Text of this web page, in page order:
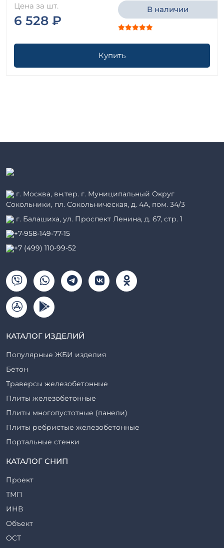
Цена за шт.
6 528 ₽
В наличии
Купить
г. Москва, вн.тер. г. Муниципальный Округ
Сокольники, пл. Сокольническая, д. 4А, пом. 34/3
г. Балашиха, ул. Проспект Ленина, д. 67, стр. 1
+7-958-149-77-15
+7 (499) 110-99-52
КАТАЛОГ ИЗДЕЛИЙ
Популярные ЖБИ изделия
Бетон
Траверсы железобетонные
Плиты железобетонные
Плиты многопустотные (панели)
Плиты ребристые железобетонные
Портальные стенки
Прогоны железобетонные
Ригели железобетонные
Сваи железобетонные
Стеновые блоки
Стойки железобетонные
Столбы железобетонные
КАТАЛОГ СНИП
Проект
ТМП
ИНВ
Объект
ОСТ